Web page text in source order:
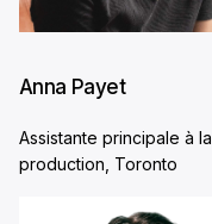
Anna Payet
Assistante principale à la
production, Toronto